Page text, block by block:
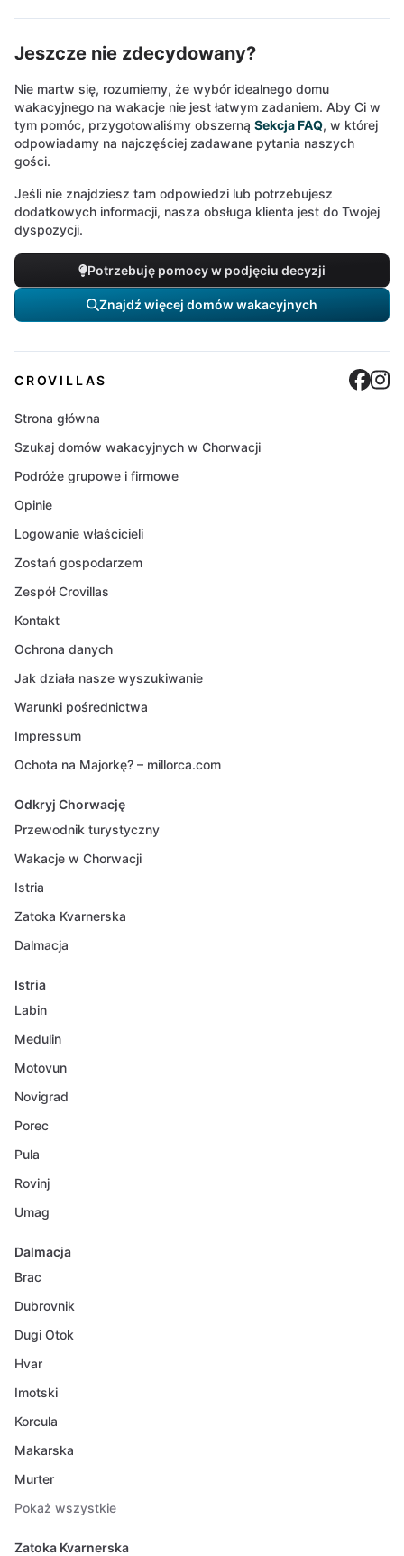
Jeszcze nie zdecydowany?
Nie martw się, rozumiemy, że wybór idealnego domu
wakacyjnego na wakacje nie jest łatwym zadaniem. Aby Ci w
tym pomóc, przygotowaliśmy obszerną Sekcja FAQ, w której
odpowiadamy na najczęściej zadawane pytania naszych
gości.
Jeśli nie znajdziesz tam odpowiedzi lub potrzebujesz
dodatkowych informacji, nasza obsługa klienta jest do Twojej
dyspozycji.
Potrzebuję pomocy w podjęciu decyzji
Znajdź więcej domów wakacyjnych
CROVILLAS
Strona główna
Szukaj domów wakacyjnych w Chorwacji
Podróże grupowe i firmowe
Opinie
Logowanie właścicieli
Zostań gospodarzem
Zespół Crovillas
Kontakt
Ochrona danych
Jak działa nasze wyszukiwanie
Warunki pośrednictwa
Impressum
Ochota na Majorkę? – millorca.com
Odkryj Chorwację
Przewodnik turystyczny
Wakacje w Chorwacji
Istria
Zatoka Kvarnerska
Dalmacja
Istria
Labin
Medulin
Motovun
Novigrad
Porec
Pula
Rovinj
Umag
Dalmacja
Brac
Dubrovnik
Dugi Otok
Hvar
Imotski
Korcula
Makarska
Murter
Pokaż wszystkie
Zatoka Kvarnerska